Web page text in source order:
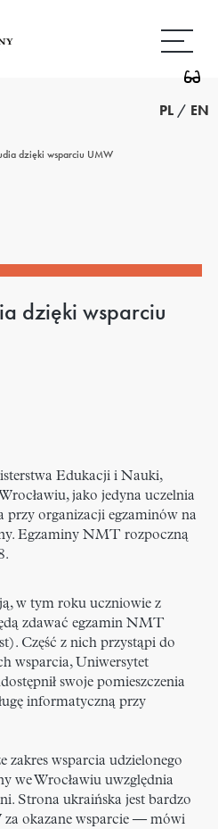
PL / EN
dzięki wsparciu UMW
dzięki wsparciu
Edukacji i Nauki,
jako jedyna uczelnia
przy organizacji egzaminów na
Egzaminy NMT rozpoczną
w tym roku uczniowie z
zdawać egzamin NMT
Część z nich przystąpi do
wsparcia, Uniwersytet
swoje pomieszczenia
informatyczną przy
zakres wsparcia udzielonego
we Wrocławiu uwzględnia
Strona ukraińska jest bardzo
za okazane wsparcie — mówi